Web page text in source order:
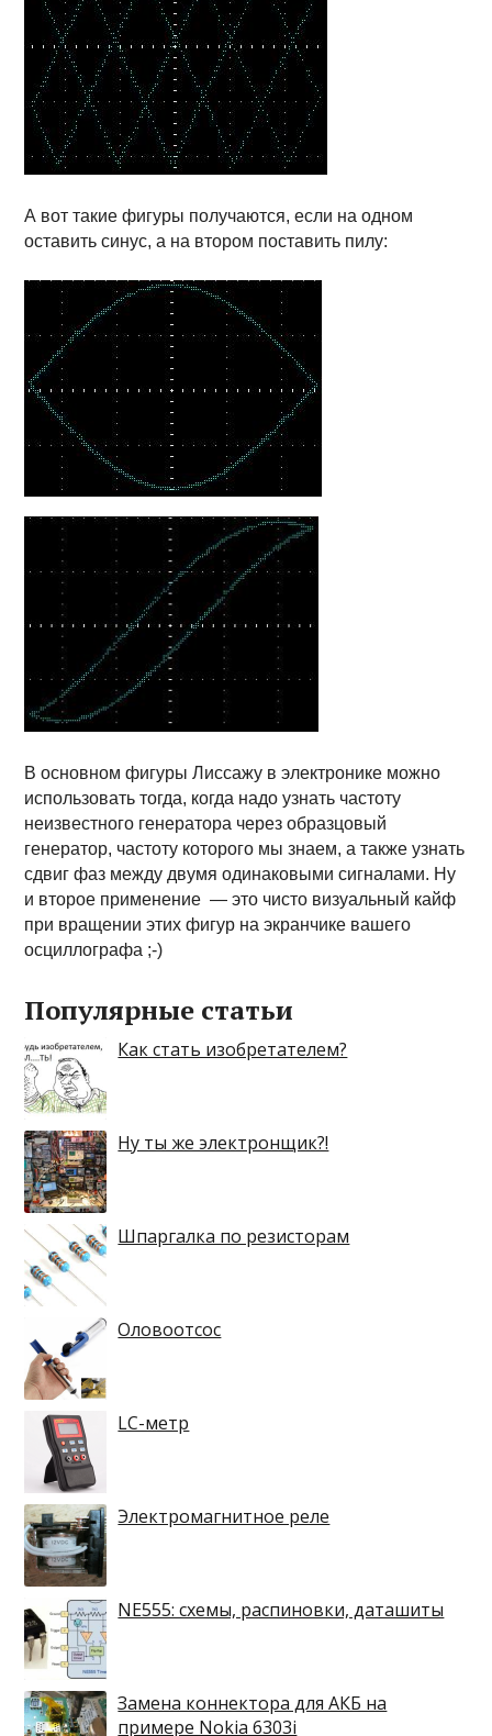
А вот такие фигуры получаются, если на одном
оставить синус, а на втором поставить пилу:
В основном фигуры Лиссажу в электронике можно
использовать тогда, когда надо узнать частоту
неизвестного генератора через образцовый
генератор, частоту которого мы знаем, а также узнать
сдвиг фаз между двумя одинаковыми сигналами. Ну
и второе применение — это чисто визуальный кайф
при вращении этих фигур на экранчике вашего
осциллографа ;-)
Популярные статьи
Как стать изобретателем?
Ну ты же электронщик?!
Шпаргалка по резисторам
Оловоотсос
LC-метр
Электромагнитное реле
NE555: схемы, распиновки, даташиты
Замена коннектора для АКБ на
примере Nokia 6303i